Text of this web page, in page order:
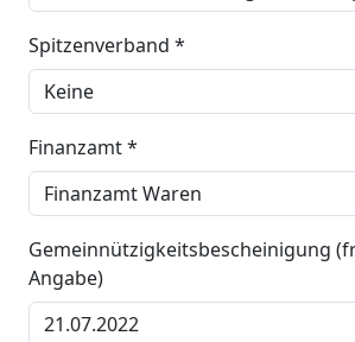
Spitzenverband *
Finanzamt *
Gemeinnützigkeitsbescheinigung
Angabe)